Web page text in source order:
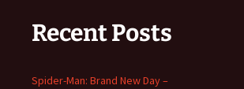
Recent Posts
Spider-Man: Brand New Day –